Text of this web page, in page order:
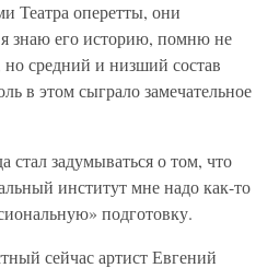
Театра оперетты, они
знаю его историю, помню не
но средний и низший состав
в этом сыграло замечательное
стал задумываться о том, что
институт мне надо как-то
подготовку.
сейчас артист Евгений